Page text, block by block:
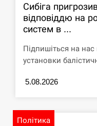
Сибіга
відповіддю на
систем в ...
Підпишіться на
установки
5.08.2026
Політика